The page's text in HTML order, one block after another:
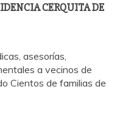
CERQUITA DE
asesorías,
a vecinos de
Cientos de familias de